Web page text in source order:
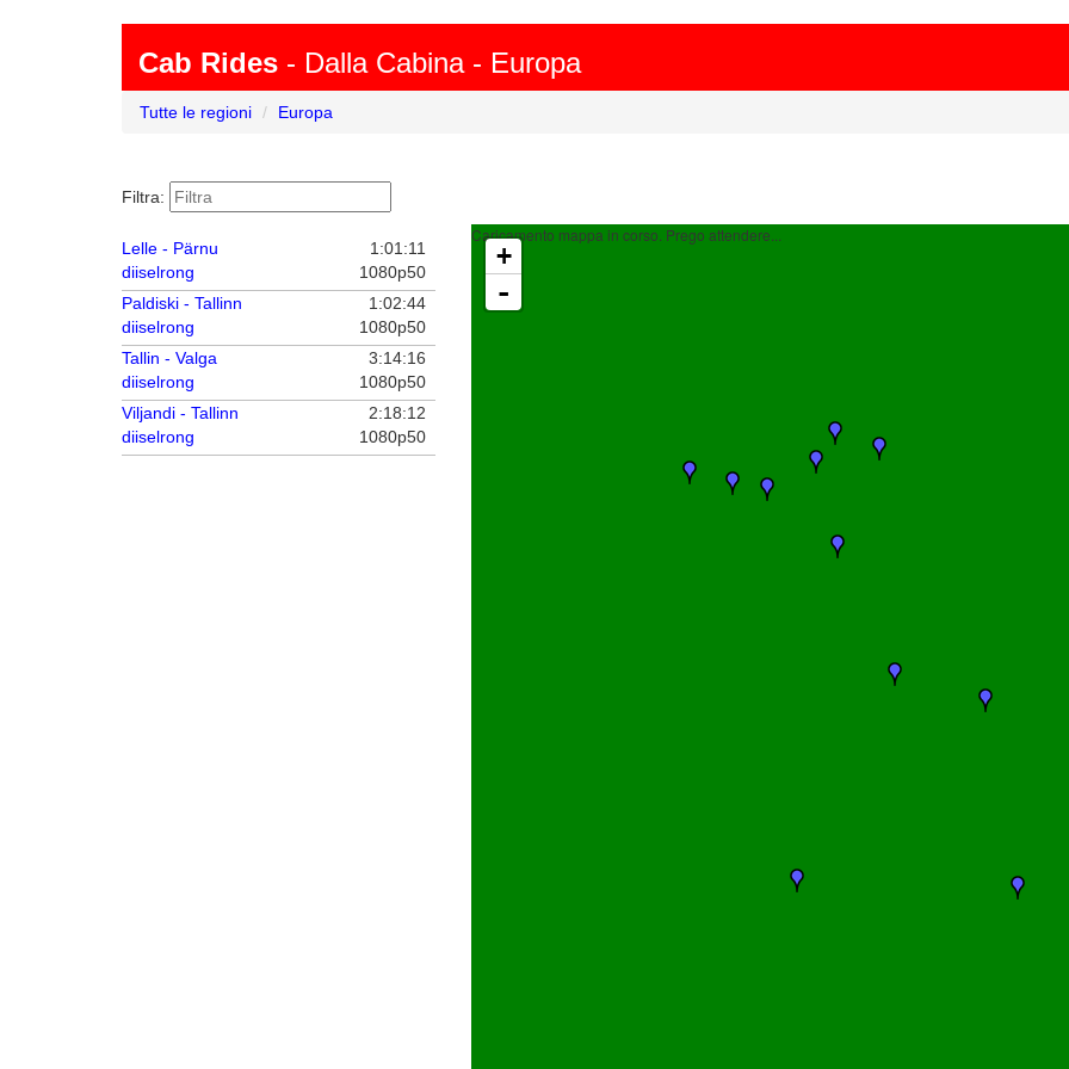
Cab Rides - Dalla Cabina - Europa
Tutte le regioni Europa
Filtra:
Lelle - Pärnu
1:01:11
diiselrong
1080p50
Paldiski - Tallinn
1:02:44
diiselrong
1080p50
Tallin - Valga
3:14:16
diiselrong
1080p50
Viljandi - Tallinn
2:18:12
diiselrong
1080p50
Caricamento mappa in corso. Prego attendere...
+
-